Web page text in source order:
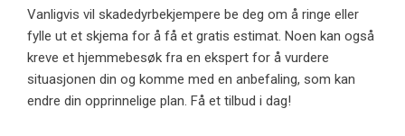
Vanligvis vil skadedyrbekjempere be deg om å ringe eller
fylle ut et skjema for å få et gratis estimat. Noen kan også
kreve et hjemmebesøk fra en ekspert for å vurdere
situasjonen din og komme med en anbefaling, som kan
endre din opprinnelige plan. Få et tilbud i dag!